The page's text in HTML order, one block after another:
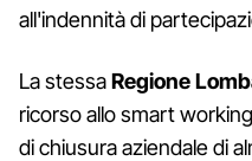
all'indennità di
La stessaRegione
ricorso allo smart
di chiusura aziendale di